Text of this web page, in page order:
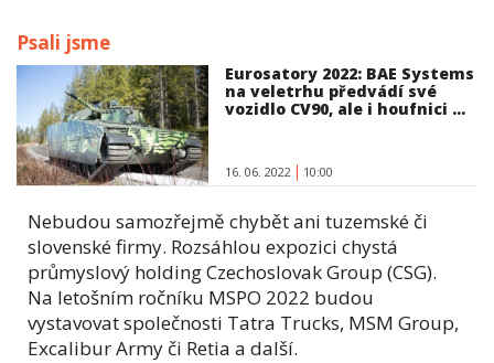
Psali jsme
Eurosatory 2022: BAE Systems
na veletrhu předvádí své
vozidlo CV90, ale i houfnici ...
16. 06. 2022 10:00
Nebudou samozřejmě chybět ani tuzemské či
slovenské firmy. Rozsáhlou expozici chystá
průmyslový holding Czechoslovak Group (CSG).
Na letošním ročníku MSPO 2022 budou
vystavovat společnosti Tatra Trucks, MSM Group,
Excalibur Army či Retia a další.